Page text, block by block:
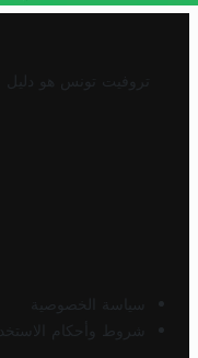
تروفيت تونس هو دليل
سياسة الخصوصية
شروط وأحكام